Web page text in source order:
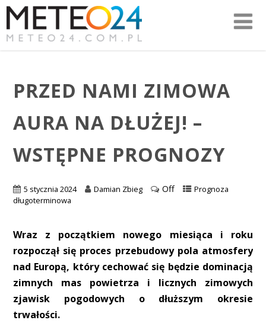
PRZED NAMI ZIMOWA
AURA NA DŁUŻEJ! –
WSTĘPNE PROGNOZY
5 stycznia 2024 Damian Zbieg Off
Prognoza
długoterminowa
Wraz z początkiem nowego miesiąca i roku
rozpoczął się proces przebudowy pola atmosfery
nad Europą, który cechować się będzie dominacją
zimnych mas powietrza i licznych zimowych
zjawisk pogodowych o dłuższym okresie
trwałości.